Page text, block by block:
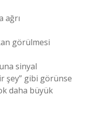
ağrı
görülmesi
sinyal
şey” gibi görünse
daha büyük